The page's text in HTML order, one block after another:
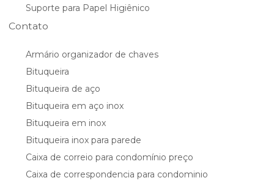
Suporte para Papel Higiênico
Contato
Armário organizador de chaves
Bituqueira
Bituqueira de aço
Bituqueira em aço inox
Bituqueira em inox
Bituqueira inox para parede
Caixa de correio para condomínio preço
Caixa de correspondencia para condominio